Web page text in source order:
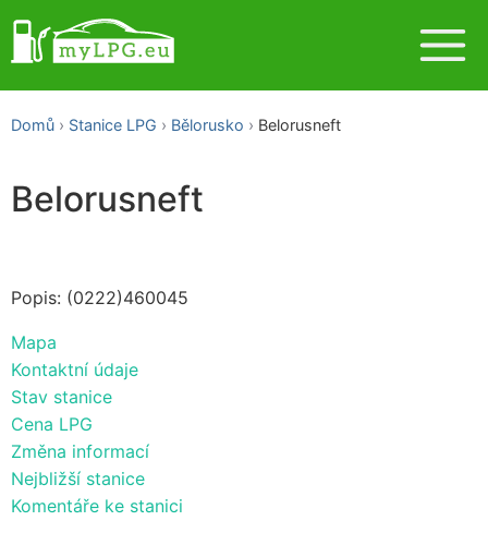
Domů Stanice LPG Bělorusko Belorusneft
Belorusneft
Popis: (0222)460045
Mapa
Kontaktní údaje
Stav stanice
Cena LPG
Změna informací
Nejbližší stanice
Komentáře ke stanici